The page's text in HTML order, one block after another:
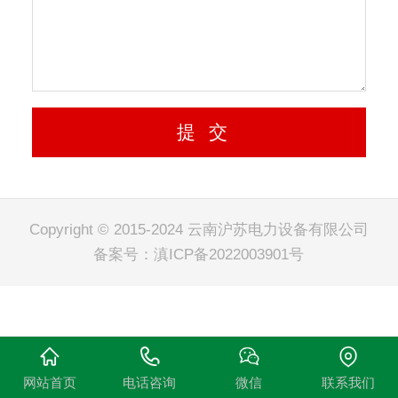
Copyright © 2015-2024 云南沪苏电力设备有限公司
备案号：滇ICP备2022003901号
网站首页 电话咨询 微信 联系我们